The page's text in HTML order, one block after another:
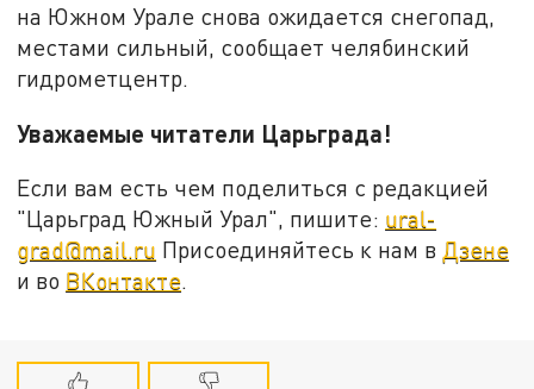
на Южном Урале снова ожидается снегопад,
местами сильный, сообщает челябинский
гидрометцентр.
Уважаемые читатели Царьграда!
Если вам есть чем поделиться с редакцией
"Царьград Южный Урал", пишите: ural-
grad@mail.ru Присоединяйтесь к нам в Дзене
и во ВКонтакте.